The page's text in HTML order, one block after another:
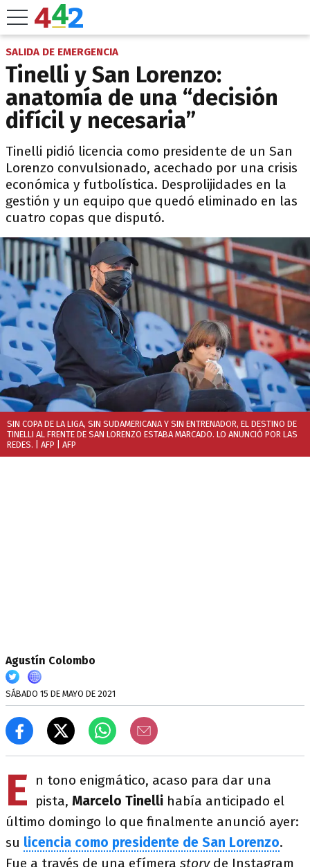
SALIDA DE EMERGENCIA
Tinelli y San Lorenzo:
anatomía de una “decisión
difícil y necesaria”
Tinelli pidió licencia como presidente de un San
Lorenzo convulsionado, acechado por una crisis
económica y futbolística. Desprolijidades en la
gestión y un equipo que quedó eliminado en las
cuatro copas que disputó.
SIN COPA DE LA LIGA, SIN SUDAMERICANA Y SIN ENTRENADOR, EL DESTINO DE
TINELLI AL FRENTE DE SAN LORENZO ESTABA MARCADO. LO ANUNCIÓ POR LAS
REDES. | AFP | AFP
Agustín Colombo
SÁBADO 15 DE MAYO DE 2021
E
n tono enigmático, acaso para dar una
pista, Marcelo Tinelli había anticipado el
último domingo lo que finalmente anunció ayer:
su licencia como presidente de San Lorenzo.
Fue a través de una efímera storyde Instagram